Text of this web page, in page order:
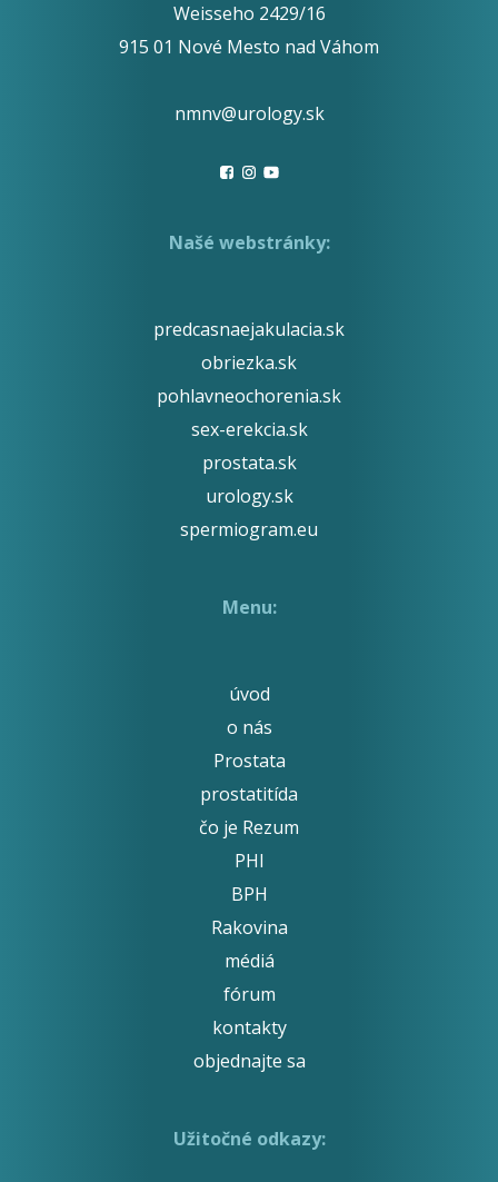
Weisseho 2429/16
915 01 Nové Mesto nad Váhom
nmnv@urology.sk
Našé webstránky:
predcasnaejakulacia.sk
obriezka.sk
pohlavneochorenia.sk
sex-erekcia.sk
prostata.sk
urology.sk
spermiogram.eu
Menu:
úvod
o nás
Prostata
prostatitída
čo je Rezum
PHI
BPH
Rakovina
médiá
fórum
kontakty
objednajte sa
Užitočné odkazy: